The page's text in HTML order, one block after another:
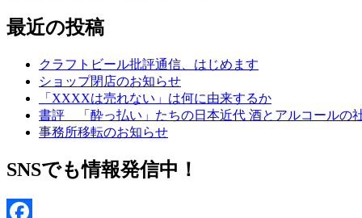
最近の投稿
クラフトビール批評通信、はじめます
ショップ閉店のお知らせ
「XXXXは売れない」は何に由来するか
書評 「酔っ払い」たちの日本近代 酒とアルコールの
事務所移転のお知らせ
SNSでも情報発信中！